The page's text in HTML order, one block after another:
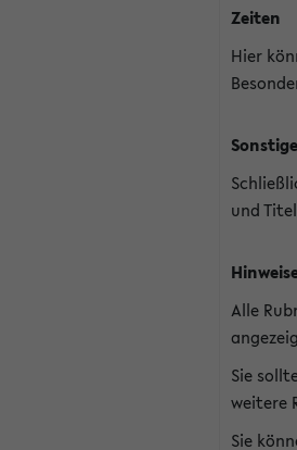
Zeiten
Hier
und
Alle
Sie
weitere
Sie